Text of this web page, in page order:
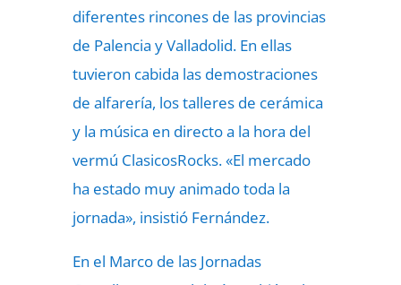
diferentes rincones de las provincias
de Palencia y Valladolid. En ellas
tuvieron cabida las demostraciones
de alfarería, los talleres de cerámica
y la música en directo a la hora del
vermú ClasicosRocks. «El mercado
ha estado muy animado toda la
jornada», insistió Fernández.
En el Marco de las Jornadas